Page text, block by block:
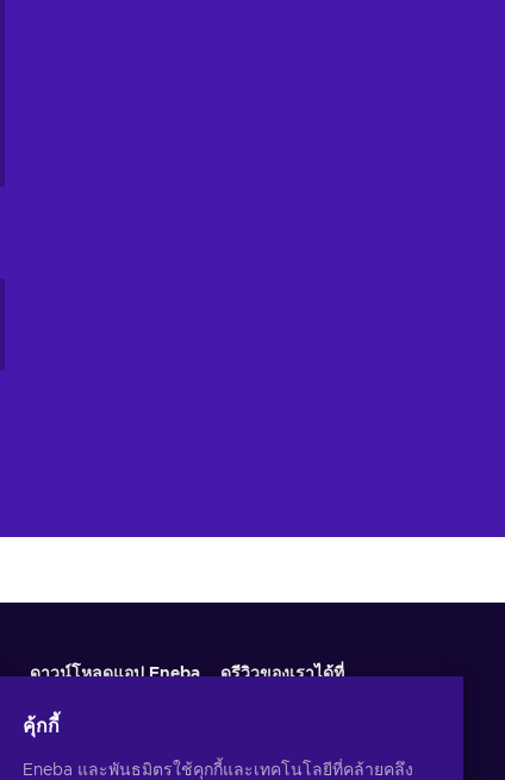
ดาวน์โหลดแอป Eneba ดูรีวิวของเราได้ที่
คุ้กกี้
Eneba และพันธมิตรใช้คุกกี้และเทคโนโลยีที่คล้ายคลึง